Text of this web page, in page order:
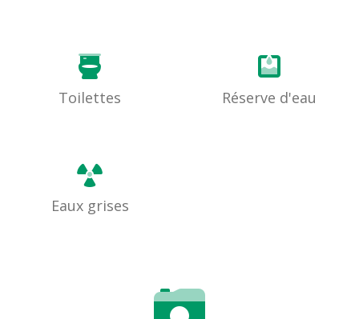
Toilettes Réserve d'eau
Eaux grises